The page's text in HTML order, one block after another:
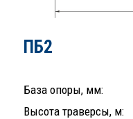
ПБ2
База опоры, мм:
Высота траверсы, м: